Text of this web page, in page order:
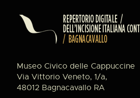
Museo Civico delle Cappuccine
Via Vittorio Veneto, 1/a,
48012 Bagnacavallo RA